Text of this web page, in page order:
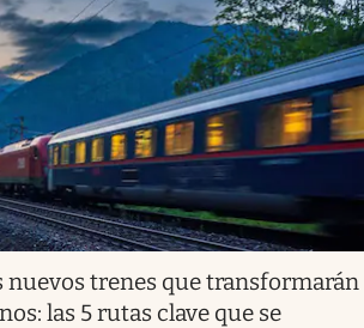
nuevos trenes que transformarán
las 5 rutas clave que se